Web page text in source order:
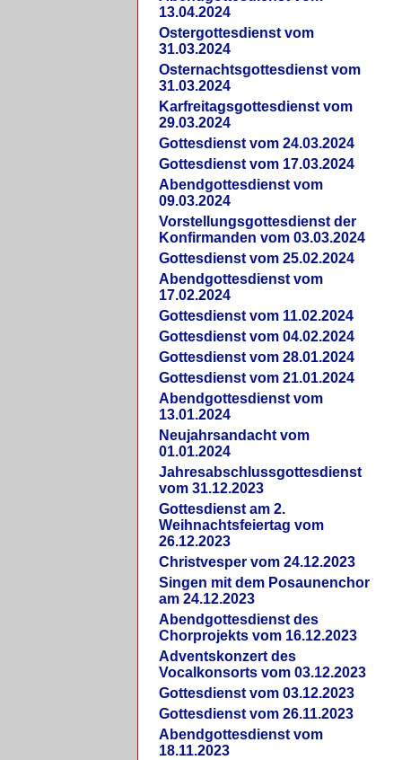
13.04.2024
Ostergottesdienst vom
31.03.2024
Osternachtsgottesdienst vom
31.03.2024
Karfreitagsgottesdienst vom
29.03.2024
Gottesdienst vom 24.03.2024
Gottesdienst vom 17.03.2024
Abendgottesdienst vom
09.03.2024
Vorstellungsgottesdienst der
Konfirmanden vom 03.03.2024
Gottesdienst vom 25.02.2024
Abendgottesdienst vom
17.02.2024
Gottesdienst vom 11.02.2024
Gottesdienst vom 04.02.2024
Gottesdienst vom 28.01.2024
Gottesdienst vom 21.01.2024
Abendgottesdienst vom
13.01.2024
Neujahrsandacht vom
01.01.2024
Jahresabschlussgottesdienst
vom 31.12.2023
Gottesdienst am 2.
Weihnachtsfeiertag vom
26.12.2023
Christvesper vom 24.12.2023
Singen mit dem Posaunenchor
am 24.12.2023
Abendgottesdienst des
Chorprojekts vom 16.12.2023
Adventskonzert des
Vocalkonsorts vom 03.12.2023
Gottesdienst vom 03.12.2023
Gottesdienst vom 26.11.2023
Abendgottesdienst vom
18.11.2023